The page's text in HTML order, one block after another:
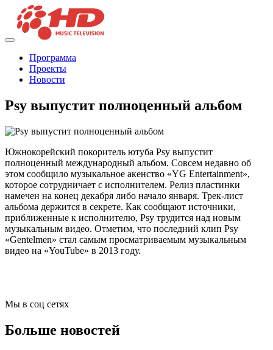
Программа
Проекты
Новости
Psy выпустит полноценный альбом
Южнокорейский покоритель ютуба Psy выпустит
полноценный международный альбом. Совсем недавно об
этом сообщило музыкальное акенство «YG Entertainment»,
которое сотрудничает с исполнителем. Релиз пластинки
намечен на конец декабря либо начало января. Трек-лист
альбома держится в секрете. Как сообщают источники,
приближенные к исполнителю, Psy трудится над новым
музыкальным видео. Отметим, что последний клип Psy
«Gentelmen» стал самым просматриваемым музыкальным
видео на «YouTube» в 2013 году.
Мы в соц сетях
Больше новостей